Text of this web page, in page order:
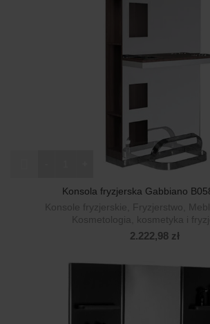
ilość Konsola fryzjerska Gabbiano B058
Konsola fryzjerska Gabbiano
Konsole fryzjerskie
Fryzjerstwo
Kosmetologia, kosmetyka i
2.222,98 zł